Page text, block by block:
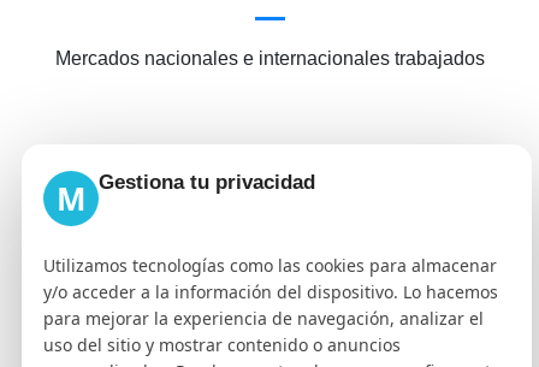
Mercados nacionales e internacionales trabajados
+20.000
Consultas posicionadas en resultados orgánicos
M Gestiona tu privacidad
Utilizamos tecnologías como las cookies para almacenar
y/o acceder a la información del dispositivo. Lo hacemos
para mejorar la experiencia de navegación, analizar el
uso del sitio y mostrar contenido o anuncios